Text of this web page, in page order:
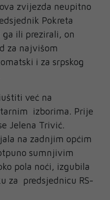
zvijezda neupitno
Pokreta
ga ili prezirali, on
za najvišom
i za srpskog
već na
izborima. Prije
Jelena Trivić.
na zadnjim općim
sumnjivim
pola noći, izgubila
za predsjednicu RS-